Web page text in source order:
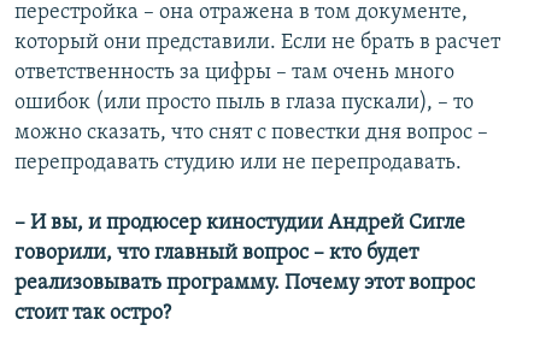
перестройка – она отражена в том документе,
который они представили. Если не брать в расчет
ответственность за цифры – там очень много
ошибок (или просто пыль в глаза пускали), – то
можно сказать, что снят с повестки дня вопрос –
перепродавать студию или не перепродавать.
– И вы, и продюсер киностудии Андрей Сигле
говорили, что главный вопрос – кто будет
реализовывать программу. Почему этот вопрос
стоит так остро?